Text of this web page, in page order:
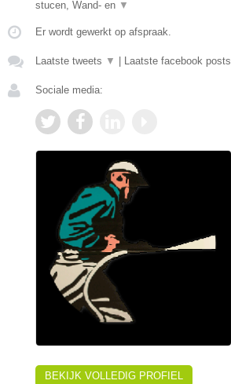
stucen, Wand- en ▼
Er wordt gewerkt op afspraak.
Laatste tweets ▼ Laatste facebook posts
Sociale media:
BEKIJK VOLLEDIG PROFIEL